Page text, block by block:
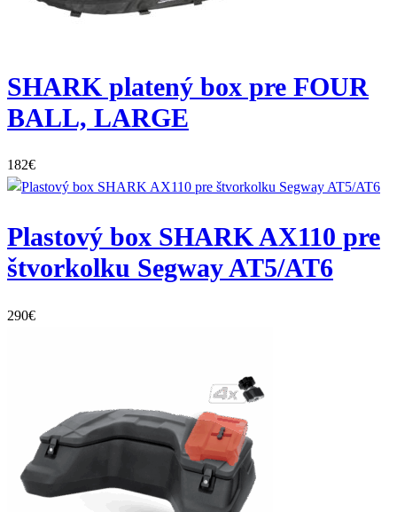
SHARK platený box pre FOUR
BALL, LARGE
182€
Plastový box SHARK AX110 pre
štvorkolku Segway AT5/AT6
290€